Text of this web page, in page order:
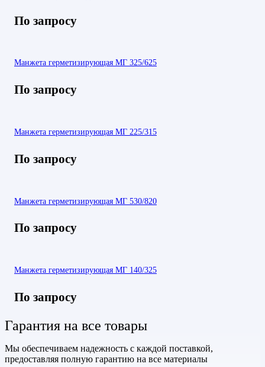
По запросу
Манжета герметизирующая МГ 325/625
По запросу
Манжета герметизирующая МГ 225/315
По запросу
Манжета герметизирующая МГ 530/820
По запросу
Манжета герметизирующая МГ 140/325
По запросу
Гарантия на все товары
Мы обеспечиваем надежность с каждой поставкой,
предоставляя полную гарантию на все материалы